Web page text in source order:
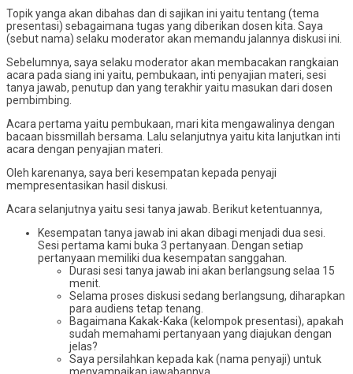
Topik yanga akan dibahas dan di sajikan ini yaitu tentang (tema
presentasi) sebagaimana tugas yang diberikan dosen kita. Saya
(sebut nama) selaku moderator akan memandu jalannya diskusi ini.
Sebelumnya, saya selaku moderator akan membacakan rangkaian
acara pada siang ini yaitu, pembukaan, inti penyajian materi, sesi
tanya jawab, penutup dan yang terakhir yaitu masukan dari dosen
pembimbing.
Acara pertama yaitu pembukaan, mari kita mengawalinya dengan
bacaan bissmillah bersama. Lalu selanjutnya yaitu kita lanjutkan inti
acara dengan penyajian materi.
Oleh karenanya, saya beri kesempatan kepada penyaji
mempresentasikan hasil diskusi.
Acara selanjutnya yaitu sesi tanya jawab. Berikut ketentuannya,
Kesempatan tanya jawab ini akan dibagi menjadi dua sesi.
Sesi pertama kami buka 3 pertanyaan. Dengan setiap
pertanyaan memiliki dua kesempatan sanggahan.
Durasi sesi tanya jawab ini akan berlangsung selaa 15
menit.
Selama proses diskusi sedang berlangsung, diharapkan
para audiens tetap tenang.
Bagaimana Kakak-Kaka (kelompok presentasi), apakah
sudah memahami pertanyaan yang diajukan dengan
jelas?
Saya persilahkan kepada kak (nama penyaji) untuk